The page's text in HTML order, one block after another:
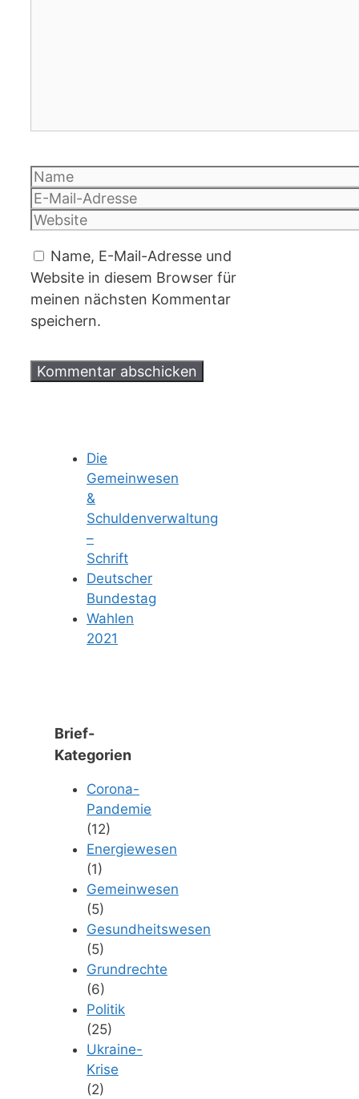
Name
E-
Mail-
Website
Name, E-Mail-Adresse und
Website in diesem Browser für
meinen nächsten Kommentar
speichern.
Die
Gemeinwesen
&
Schuldenverwaltung
–
Schrift
Deutscher
Bundestag
Wahlen
2021
Brief-
Kategorien
Corona-
Pandemie
(12)
Energiewesen
(1)
Gemeinwesen
(5)
Gesundheitswesen
(5)
Grundrechte
(6)
Politik
(25)
Ukraine-
Krise
(2)